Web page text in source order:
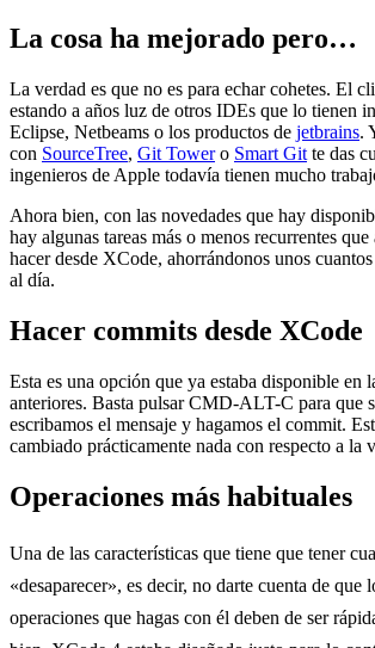
La cosa ha mejorado pero…
La verdad es que no es para echar cohetes. El
estando a años luz de otros IDEs que lo tienen
Eclipse, Netbeams o los productos de jetbrains.
con SourceTree, Git Towero Smart Git te das
ingenieros de Apple todavía tienen mucho
Ahora bien, con las novedades que hay
hay algunas tareas más o menos recurrentes
hacer desde XCode, ahorrándonos unos
al día.
Hacer commits desde XCode
Esta es una opción que ya estaba disponible en
anteriores. Basta pulsar CMD-ALT-C para que
escribamos el mensaje y hagamos el commit.
cambiado prácticamente nada con respecto a la
Operaciones más habituales
Una de las características que tiene que tener
«desaparecer», es decir, no darte cuenta de que
operaciones que hagas con él deben de ser